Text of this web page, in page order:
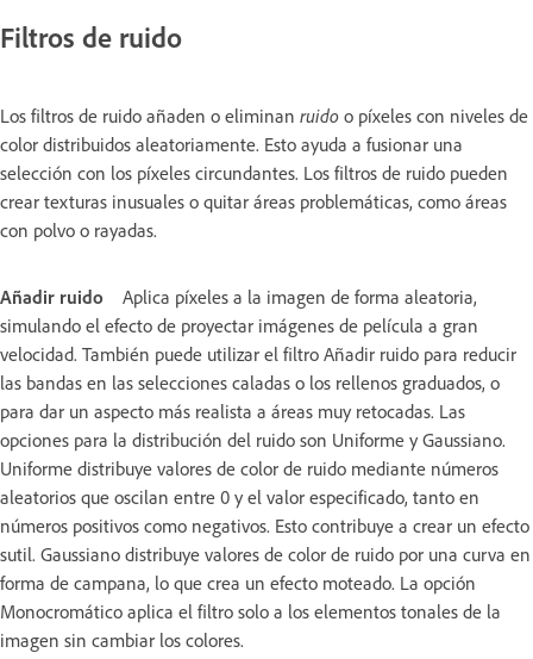
Filtros de ruido
Los filtros de ruido añaden o eliminan ruido o píxeles con niveles de
color distribuidos aleatoriamente. Esto ayuda a fusionar una
selección con los píxeles circundantes. Los filtros de ruido pueden
crear texturas inusuales o quitar áreas problemáticas, como áreas
con polvo o rayadas.
Añadir ruido
Aplica píxeles a la imagen de forma aleatoria,
simulando el efecto de proyectar imágenes de película a gran
velocidad. También puede utilizar el filtro Añadir ruido para reducir
las bandas en las selecciones caladas o los rellenos graduados, o
para dar un aspecto más realista a áreas muy retocadas. Las
opciones para la distribución del ruido son Uniforme y Gaussiano.
Uniforme distribuye valores de color de ruido mediante números
aleatorios que oscilan entre 0 y el valor especificado, tanto en
números positivos como negativos. Esto contribuye a crear un efecto
sutil. Gaussiano distribuye valores de color de ruido por una curva en
forma de campana, lo que crea un efecto moteado. La opción
Monocromático aplica el filtro solo a los elementos tonales de la
imagen sin cambiar los colores.